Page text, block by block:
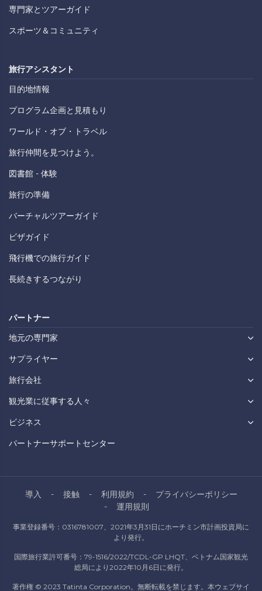
専門家とツアーガイド
スポーツ＆コミュニティ
旅行アシスタント
目的地情報
プログラム企画と見積もり
ワールド・オブ・トラベル
旅行仲間を見つけよう。
図書館 - 体験
旅行の準備
バーチャルツアーガイド
ビザガイド
飛行機での旅行ガイド
長続きするつながり
パートナー
地元の専門家
サプライヤー
旅行会社
観光業に従事する人々
ビジネス
パートナーサポートセンター
導入 接触 利用規約
プライバシーポリシー
運用規則
事業登録番号：0316781007、2021年3月31日にホーチミン市計画投資局に
より発行。
国際旅行業許可番号：79-1516/2022/TCDL-GP LHQT、ベトナム国家観光
総局により2022年10月6日に発行。
著作権 © 2023 Tatinta Corporation。無断転載を禁じます。本ウェブサイ